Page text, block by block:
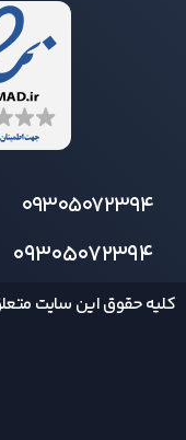
09305072394
09305072394
کلیه حقوق این سایت